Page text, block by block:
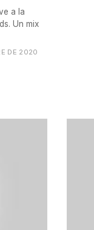
a la
Un mix
DE 2020